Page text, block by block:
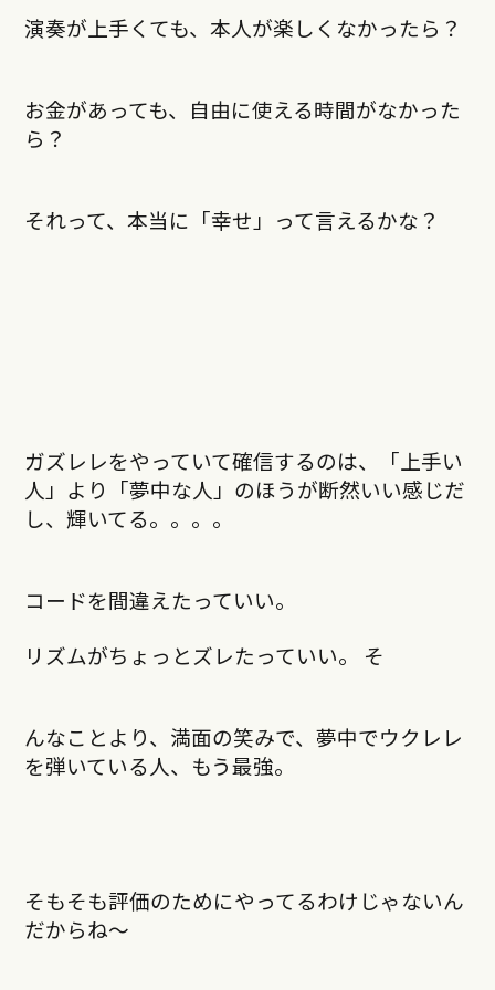
演奏が上手くても、本人が楽しくなかったら？
お金があっても、自由に使える時間がなかった
ら？
それって、本当に「幸せ」って言えるかな？
ガズレレをやっていて確信するのは、「上手い
人」より「夢中な人」のほうが断然いい感じだ
し、輝いてる。。。。
コードを間違えたっていい。
リズムがちょっとズレたっていい。 そ
んなことより、満面の笑みで、夢中でウクレレ
を弾いている人、もう最強。
そもそも評価のためにやってるわけじゃないん
だからね～